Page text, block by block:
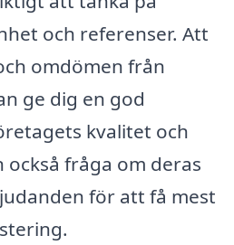
och referenser. Att
omdömen från
ge dig en god
kvalitet och
fråga om deras
för att få mest